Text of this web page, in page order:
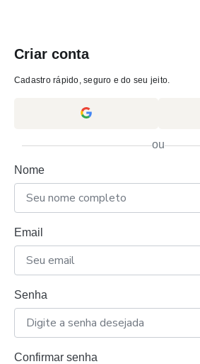
Criar conta
Cadastro rápido, seguro e do seu jeito.
ou
Nome
Email
Senha
Confirmar senha